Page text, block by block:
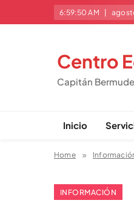
6:59:50 AM
Centro
Capitán
Inicio
Home
INFORMACIÓN